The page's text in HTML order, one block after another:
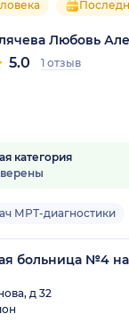
Любовь
5.0 1 отзыв
категория
МРТ-диагностики
больница №4
д 32